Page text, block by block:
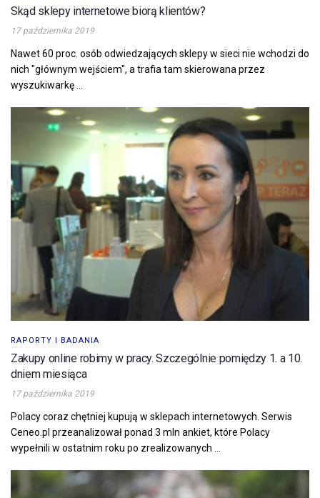
Skąd sklepy internetowe biorą klientów?
17 października 2019
Nawet 60 proc. osób odwiedzających sklepy w sieci nie wchodzi do
nich "głównym wejściem", a trafia tam skierowana przez
wyszukiwarkę ...
RAPORTY I BADANIA
Zakupy online robimy w pracy. Szczególnie pomiędzy 1. a 10.
dniem miesiąca
17 października 2019
Polacy coraz chętniej kupują w sklepach internetowych. Serwis
Ceneo.pl przeanalizował ponad 3 mln ankiet, które Polacy
wypełnili w ostatnim roku po zrealizowanych ...